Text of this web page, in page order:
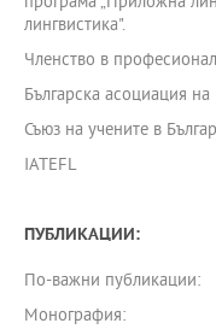
лингвистика".
Членство в
Българска асоциация
Съюз на учените в
IATEFL
ПУБЛИКАЦИИ:
По-важни публикации:
Монография: